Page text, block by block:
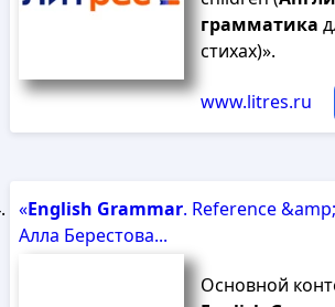
грамматика
стихах)».
www.litres.ru
«English Grammar. Reference
Алла Берестова...
Основной